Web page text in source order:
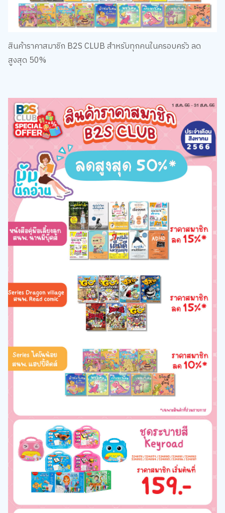
สินค้าราคาสมาชิก B2S CLUB สำหรับทุกคนในครอบครัว ลด
สูงสุด 50%